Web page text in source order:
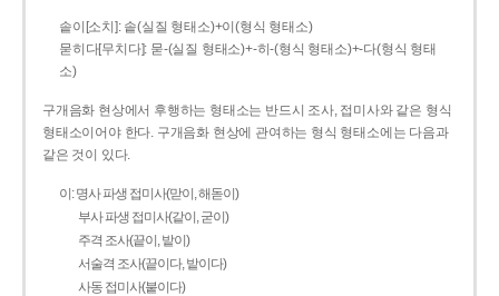
솥이[소치]: 솥(실질 형태소)+이(형식 형태소)
묻히다[무치다]: 묻­-(실질 형태소)+­-히­-(형식 형태소)+-다(형식 형태
소)
구개음화 현상에서 후행하는 형태소는 반드시 조사, 접미사와 같은 형식
형태소이어야 한다. 구개음화 현상에 관여하는 형식 형태소에는 다음과
같은 것이 있다.
이: 명사 파생 접미사(맏이, 해돋이)
부사 파생 접미사(같이, 굳이)
주격 조사(끝이, 밭이)
서술격 조사(끝이다, 밭이다)
사동 접미사(붙이다)